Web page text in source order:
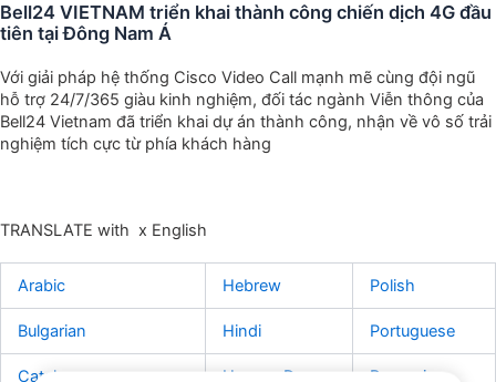
Bell24 VIETNAM triển khai thành công chiến dịch 4G đầu
tiên tại Đông Nam Á
Với giải pháp hệ thống Cisco Video Call mạnh mẽ cùng đội ngũ
hỗ trợ 24/7/365 giàu kinh nghiệm, đối tác ngành Viễn thông của
Bell24 Vietnam đã triển khai dự án thành công, nhận về vô số trải
nghiệm tích cực từ phía khách hàng
TRANSLATE with x English
Arabic Hebrew Polish
Bulgarian Hindi Portuguese
Catalan Hmong Daw Romanian